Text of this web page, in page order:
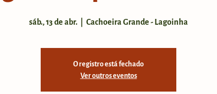
sáb., 13 de abr. Cachoeira Grande - Lagoinha
O registro está fechado
Ver outros eventos